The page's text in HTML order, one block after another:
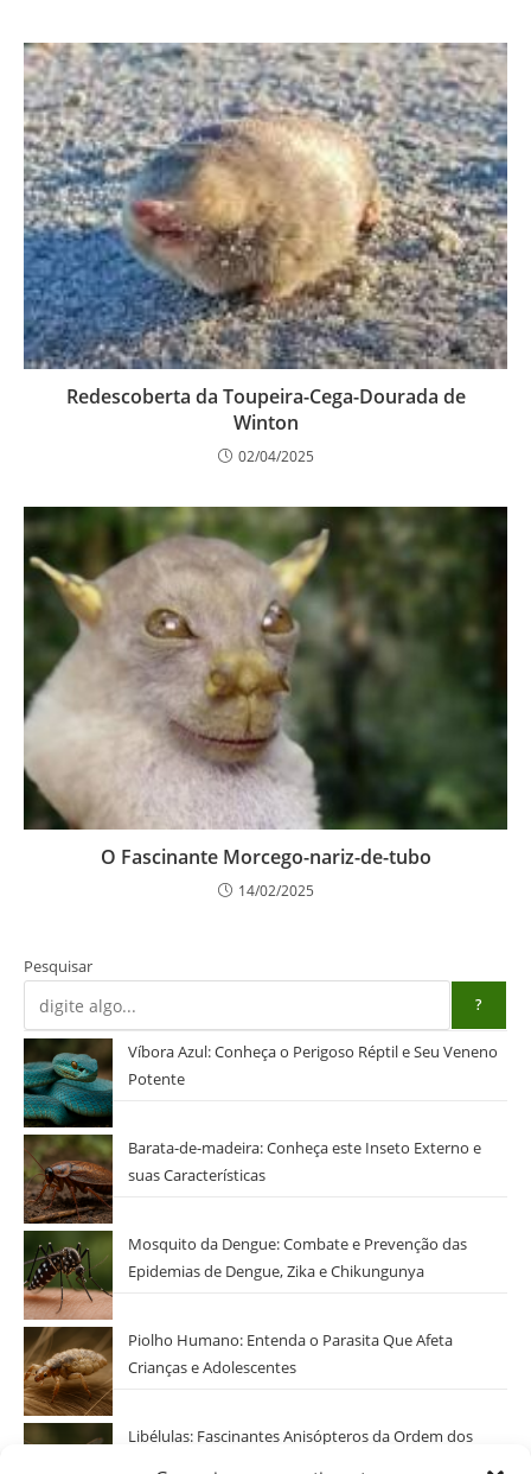
Redescoberta da Toupeira-Cega-Dourada de
Winton
02/04/2025
O Fascinante Morcego-nariz-de-tubo
14/02/2025
Pesquisar
?
Víbora Azul: Conheça o Perigoso Réptil e Seu Veneno
Potente
Barata-de-madeira: Conheça este Inseto Externo e
suas Características
Mosquito da Dengue: Combate e Prevenção das
Epidemias de Dengue, Zika e Chikungunya
Piolho Humano: Entenda o Parasita Que Afeta
Crianças e Adolescentes
Libélulas: Fascinantes Anisópteros da Ordem dos